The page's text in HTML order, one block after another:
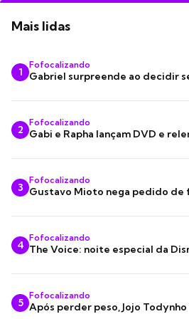
Mais lidas
1
Fofocalizando
Gabriel surpreende ao decidir
2
Fofocalizando
Gabi e Rapha lançam DVD e
3
Fofocalizando
Gustavo Mioto nega pedido de
4
Fofocalizando
The Voice: noite especial da
5
Fofocalizando
Após perder peso, Jojo